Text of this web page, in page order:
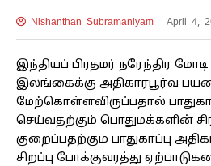
Nishanthan Subramaniyam April 4,
இந்தியப் பிரதமர் நரேந்திர
இலங்கைக்கு அதிகாரபூர்வ
மேற்கொள்ளவிருப்பதால்
செய்வதற்கும் பொதுமக்களின்
குறைப்பதற்கும் பாதுகாப்பு
சிறப்பு போக்குவரத்து